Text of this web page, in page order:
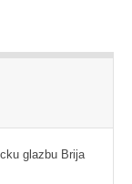
glazbu Brija